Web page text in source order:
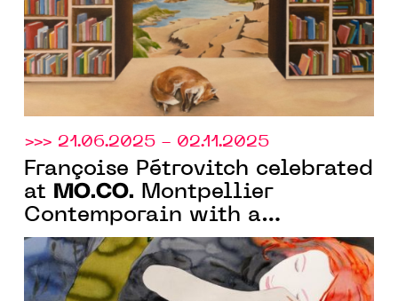
>>> 21.06.2025 - 02.11.2025
Françoise Pétrovitch celebrated
at MO.CO. Montpellier
Contemporain with a
monographic show of 130
works